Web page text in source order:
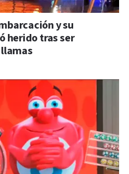
y su
herido tras ser